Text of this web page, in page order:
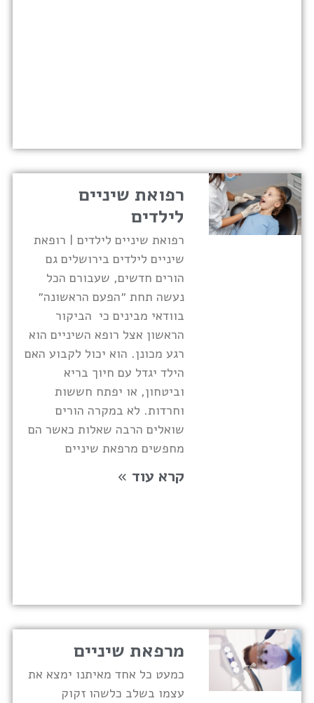
רפואת שיניים
לילדים
רפואת שיניים לילדים | רופאת
שיניים לילדים בירושלים גם
הורים חדשים, שעבורם הכל
נעשה תחת ״הפעם הראשונה״
בוודאי מבינים כי הביקור
הראשון אצל רופא השיניים הוא
רגע מכונן. הוא יכול לקבוע האם
הילד יגדל עם חיוך בריא
וביטחון, או יפתח חששות
וחרדות. לא במקרה הורים
שואלים הרבה שאלות כאשר הם
מחפשים מרפאת שיניים
קרא עוד »
מרפאת שיניים
כמעט כל אחד מאיתנו ימצא את
עצמו בשלב כלשהו זקוק